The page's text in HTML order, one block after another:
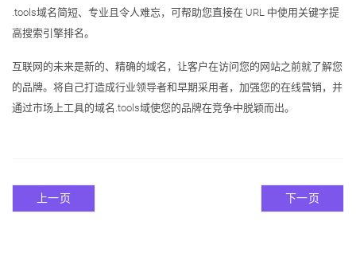
.tools域名简短、专业且令人难忘，可帮助您直接在 URL 中使用关键字提
高搜索引擎排名。
互联网的未来是新的、精确的域名，让客户在访问您的网站之前就了解您
的品牌。将自己打造成行业领导者和早期采用者，加强您的在线营销，并
通过市场上工具的域名.tools域使您的品牌在竞争中脱颖而出。
上一页 下一页